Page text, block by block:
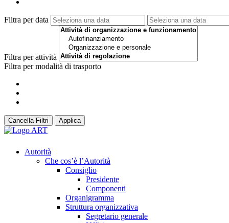
Filtra per data
Filtra per attività
Filtra per modalità di trasporto
Cancella Filtri Applica
Autorità
Che cos’è l’Autorità
Consiglio
Presidente
Componenti
Organigramma
Struttura organizzativa
Segretario generale